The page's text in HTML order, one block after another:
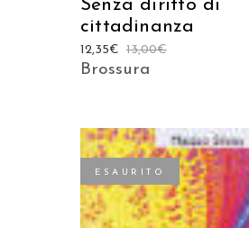
Senza diritto di
cittadinanza
13,00€
12,35€
Brossura
ESAURITO